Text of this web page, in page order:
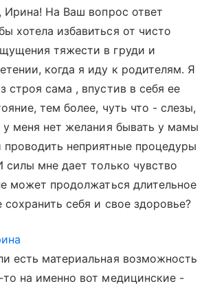
Ирина! На Ваш вопрос ответ
хотела избавиться от чисто
тяжести в груди и
когда я иду к родителям. Я
строя сама , впустив в себя ее
тем более, чуть что - слезы,
у меня нет желания бывать у мамы
неприятные процедуры
силы мне дает только чувство
может продолжаться длительное
себя и свое здоровье?
есть материальная возможность
то на именно вот медицинские -